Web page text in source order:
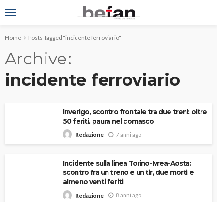
Home Posts Tagged "incidente ferroviario"
Archive
incidente ferroviario
Inverigo, scontro frontale tra due treni: oltre
50 feriti, paura nel comasco
Redazione 7 anni ago
Incidente sulla linea Torino-Ivrea-Aosta:
scontro fra un treno e un tir, due morti e
almeno venti feriti
Redazione 8 anni ago